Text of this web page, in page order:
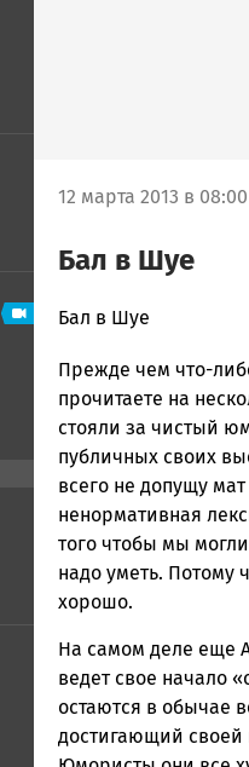
12 марта 2013 в 08:00
Бал в Шуе
admintimur
Петрозаводска
и
Карелии
|
Петрозаводск
Бал в Шуе
Прежде чем что-
прочитаете на
стояли за чистый
публичных своих
всего не допущу
ненормативная
того чтобы мы
надо уметь. Потому
хорошо.
На самом деле еще
ведет свое начало
остаются в обычае
достигающий своей